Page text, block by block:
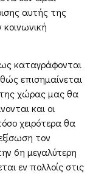
αυτής της
καταγράφονται
επισημαίνεται
χώρας μας θα
και οι
χειρότερα θα
τον
6η μεγαλύτερη
εν πολλοίς στις